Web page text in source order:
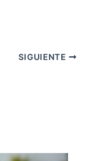
SIGUIENTE